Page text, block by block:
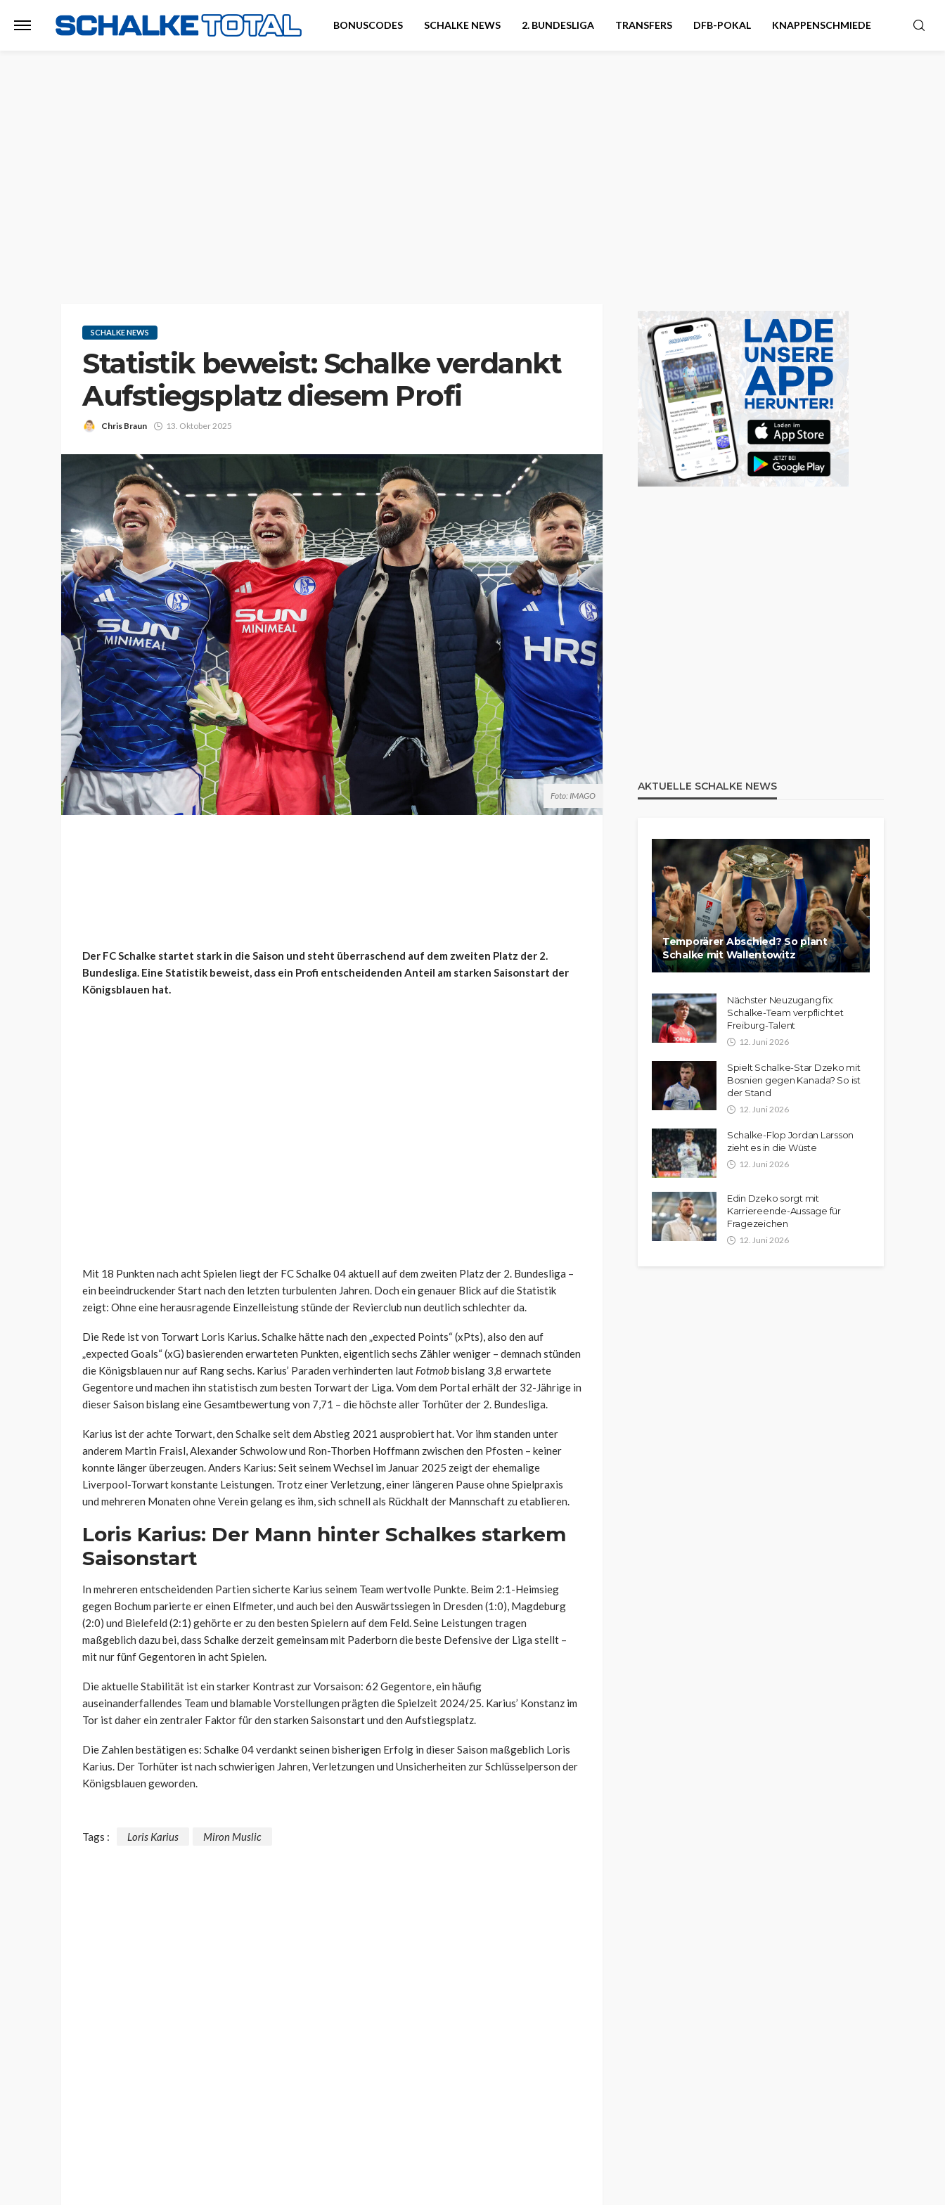
BONUSCODES SCHALKE NEWS 2. BUNDESLIGA TRANSFERS DFB-POKAL KNAPPENSCHMIEDE
SCHALKE NEWS
Statistik beweist: Schalke verdankt
Aufstiegsplatz diesem Profi
Chris Braun 13. Oktober 2025
Foto: IMAGO
Der FC Schalke startet stark in die Saison und steht überraschend auf dem zweiten Platz der 2.
Bundesliga. Eine Statistik beweist, dass ein Profi entscheidenden Anteil am starken Saisonstart der
Königsblauen hat.
Mit 18 Punkten nach acht Spielen liegt der FC Schalke 04 aktuell auf dem zweiten Platz der 2. Bundesliga –
ein beeindruckender Start nach den letzten turbulenten Jahren. Doch ein genauer Blick auf die Statistik
zeigt: Ohne eine herausragende Einzelleistung stünde der Revierclub nun deutlich schlechter da.
Die Rede ist von Torwart Loris Karius. Schalke hätte nach den „expected Points“ (xPts), also den auf
„expected Goals“ (xG) basierenden erwarteten Punkten, eigentlich sechs Zähler weniger – demnach stünden
die Königsblauen nur auf Rang sechs. Karius’ Paraden verhinderten laut Fotmobbislang 3,8 erwartete
Gegentore und machen ihn statistisch zum besten Torwart der Liga. Vom dem Portal erhält der 32-Jährige in
dieser Saison bislang eine Gesamtbewertung von 7,71 – die höchste aller Torhüter der 2. Bundesliga.
Karius ist der achte Torwart, den Schalke seit dem Abstieg 2021 ausprobiert hat. Vor ihm standen unter
anderem Martin Fraisl, Alexander Schwolow und Ron-Thorben Hoffmann zwischen den Pfosten – keiner
konnte länger überzeugen. Anders Karius: Seit seinem Wechsel im Januar 2025 zeigt der ehemalige
Liverpool-Torwart konstante Leistungen. Trotz einer Verletzung, einer längeren Pause ohne Spielpraxis
und mehreren Monaten ohne Verein gelang es ihm, sich schnell als Rückhalt der Mannschaft zu etablieren.
Loris Karius: Der Mann hinter Schalkes starkem
Saisonstart
In mehreren entscheidenden Partien sicherte Karius seinem Team wertvolle Punkte. Beim 2:1-Heimsieg
gegen Bochum parierte er einen Elfmeter, und auch bei den Auswärtssiegen in Dresden (1:0), Magdeburg
(2:0) und Bielefeld (2:1) gehörte er zu den besten Spielern auf dem Feld. Seine Leistungen tragen
maßgeblich dazu bei, dass Schalke derzeit gemeinsam mit Paderborn die beste Defensive der Liga stellt –
mit nur fünf Gegentoren in acht Spielen.
Die aktuelle Stabilität ist ein starker Kontrast zur Vorsaison: 62 Gegentore, ein häufig
auseinanderfallendes Team und blamable Vorstellungen prägten die Spielzeit 2024/25. Karius’ Konstanz im
Tor ist daher ein zentraler Faktor für den starken Saisonstart und den Aufstiegsplatz.
Die Zahlen bestätigen es: Schalke 04 verdankt seinen bisherigen Erfolg in dieser Saison maßgeblich Loris
Karius. Der Torhüter ist nach schwierigen Jahren, Verletzungen und Unsicherheiten zur Schlüsselperson der
Königsblauen geworden.
Tags : Loris Karius Miron Muslic
AKTUELLE SCHALKE NEWS
Temporärer Abschied? So plant
Schalke mit Wallentowitz
Nächster Neuzugang fix:
Schalke-Team verpflichtet
Freiburg-Talent
12. Juni 2026
Spielt Schalke-Star Dzeko mit
Bosnien gegen Kanada? So ist
der Stand
12. Juni 2026
Schalke-Flop Jordan Larsson
zieht es in die Wüste
12. Juni 2026
Edin Dzeko sorgt mit
Karriereende-Aussage für
Fragezeichen
12. Juni 2026